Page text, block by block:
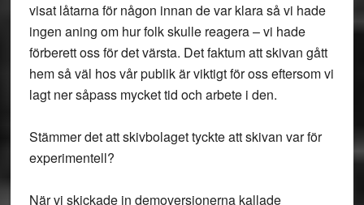
visat låtarna för någon innan de var klara så vi hade
ingen aning om hur folk skulle reagera – vi hade
förberett oss för det värsta. Det faktum att skivan gått
hem så väl hos vår publik är viktigt för oss eftersom vi
lagt ner såpass mycket tid och arbete i den.
Stämmer det att skivbolaget tyckte att skivan var för
experimentell?
När vi skickade in demoversionerna kallade